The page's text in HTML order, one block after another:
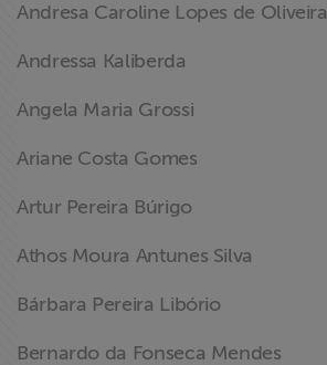
Andresa Caroline Lopes de Oliveira
Andressa Kaliberda
Angela Maria Grossi
Ariane Costa Gomes
Artur Pereira Búrigo
Athos Moura Antunes Silva
Bárbara Pereira Libório
Bernardo da Fonseca Mendes